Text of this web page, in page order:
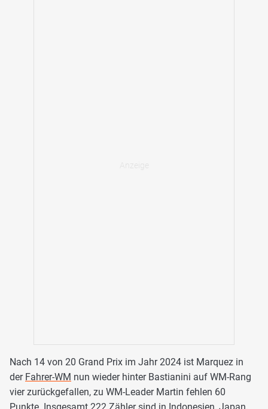
Nach 14 von 20 Grand Prix im Jahr 2024 ist Marquez in
der Fahrer-WM nun wieder hinter Bastianini auf WM-Rang
vier zurückgefallen, zu WM-Leader Martin fehlen 60